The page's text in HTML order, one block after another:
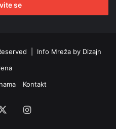
| Info Mreža by Dizajn
Kontakt
Instagram